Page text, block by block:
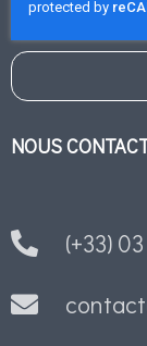
NOUS
(+33)